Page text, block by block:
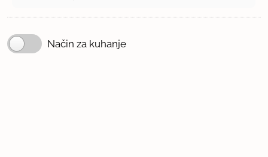
Način za kuhanje